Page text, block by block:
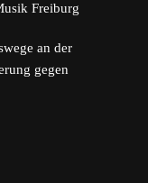
Freiburg
an der
gegen